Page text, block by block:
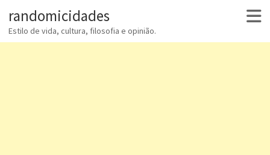
randomicidades
Estilo de vida, cultura, filosofia e opinião.